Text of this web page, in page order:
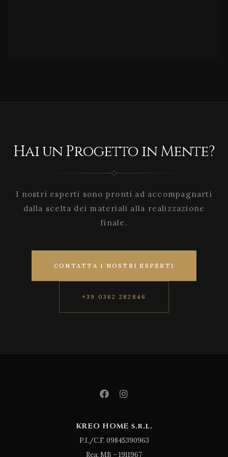
Hai un Progetto in Mente?
I nostri esperti sono pronti ad accompagnarti
dalla scelta dei materiali alla realizzazione
finale.
CONTATTA I NOSTRI ESPERTI
+39 0362 282846
KREO HOME s.r.l.
P.I./C.F. 09845390963
Rea: MB – 1911967